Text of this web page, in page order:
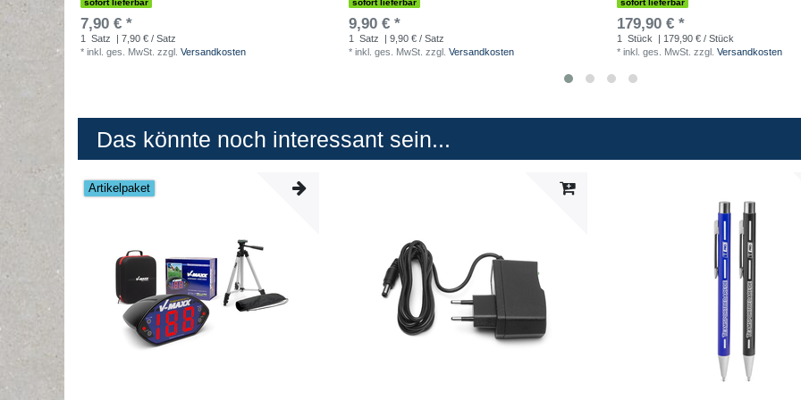
7,90 € *
1 Satz
| 7,90 € / Satz
* inkl. ges. MwSt. zzgl. Versandkosten
9,90 € *
1 Satz
| 9,90 € / Satz
* inkl. ges. MwSt. zzgl. Versandkosten
179,90 € *
1 Stück
| 179,90 € / Stück
* inkl. ges. MwSt. zzgl. Versandkosten
Das könnte noch interessant sein...
Artikelpaket